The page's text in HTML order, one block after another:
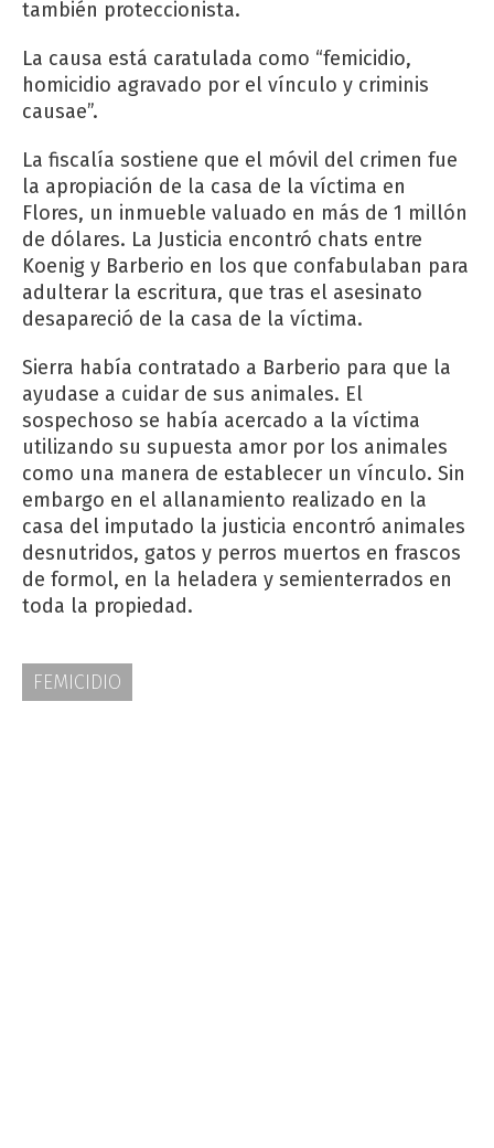
también proteccionista.
La causa está caratulada como “femicidio,
homicidio agravado por el vínculo y criminis
causae”.
La fiscalía sostiene que el móvil del crimen fue
la apropiación de la casa de la víctima en
Flores, un inmueble valuado en más de 1 millón
de dólares. La Justicia encontró chats entre
Koenig y Barberio en los que confabulaban para
adulterar la escritura, que tras el asesinato
desapareció de la casa de la víctima.
Sierra había contratado a Barberio para que la
ayudase a cuidar de sus animales. El
sospechoso se había acercado a la víctima
utilizando su supuesta amor por los animales
como una manera de establecer un vínculo. Sin
embargo en el allanamiento realizado en la
casa del imputado la justicia encontró animales
desnutridos, gatos y perros muertos en frascos
de formol, en la heladera y semienterrados en
toda la propiedad.
FEMICIDIO